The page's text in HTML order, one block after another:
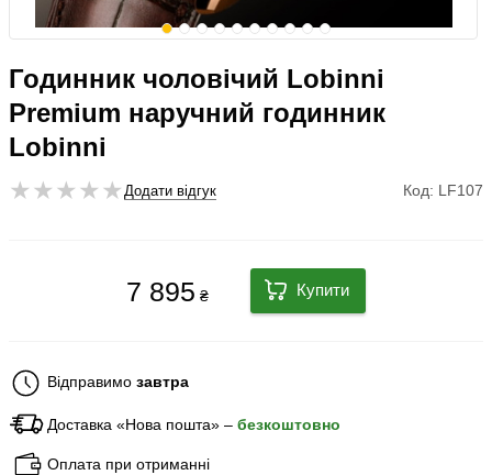
Годинник чоловічий Lobinni
Premium наручний годинник
Lobinni
Додати відгук Код: LF107
7 895₴ Купити
Відправимо завтра
Доставка «Нова пошта» – безкоштовно
Оплата при отриманні